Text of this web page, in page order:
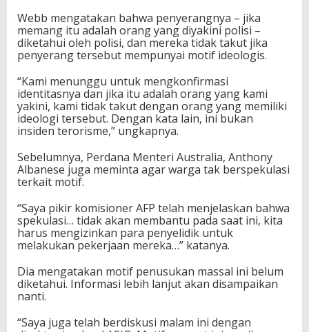
Webb mengatakan bahwa penyerangnya – jika
memang itu adalah orang yang diyakini polisi –
diketahui oleh polisi, dan mereka tidak takut jika
penyerang tersebut mempunyai motif ideologis.
“Kami menunggu untuk mengkonfirmasi
identitasnya dan jika itu adalah orang yang kami
yakini, kami tidak takut dengan orang yang memiliki
ideologi tersebut. Dengan kata lain, ini bukan
insiden terorisme,” ungkapnya.
Sebelumnya, Perdana Menteri Australia, Anthony
Albanese juga meminta agar warga tak berspekulasi
terkait motif.
“Saya pikir komisioner AFP telah menjelaskan bahwa
spekulasi… tidak akan membantu pada saat ini, kita
harus mengizinkan para penyelidik untuk
melakukan pekerjaan mereka…” katanya.
Dia mengatakan motif penusukan massal ini belum
diketahui. Informasi lebih lanjut akan disampaikan
nanti.
“Saya juga telah berdiskusi malam ini dengan